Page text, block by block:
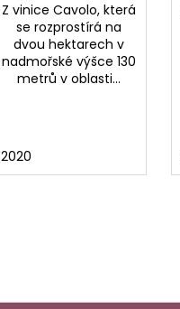
2016
Z vinice Cavolo, která
se rozprostírá na
dvou hektarech v
nadmořské výšce 130
metrů v oblasti...
2020